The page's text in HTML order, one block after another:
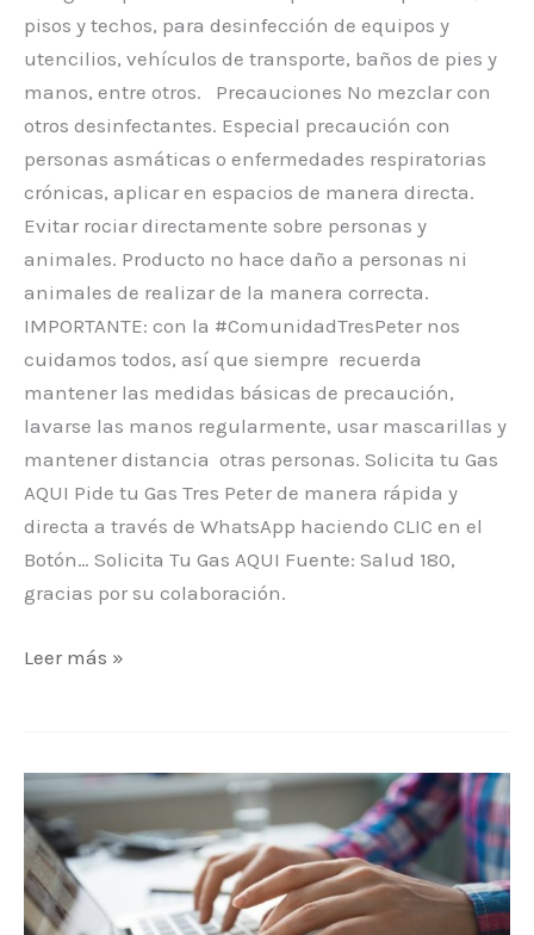
pisos y techos, para desinfección de equipos y
utencilios, vehículos de transporte, baños de pies y
manos, entre otros. Precauciones No mezclar con
otros desinfectantes. Especial precaución con
personas asmáticas o enfermedades respiratorias
crónicas, aplicar en espacios de manera directa.
Evitar rociar directamente sobre personas y
animales. Producto no hace daño a personas ni
animales de realizar de la manera correcta.
IMPORTANTE: con la #ComunidadTresPeter nos
cuidamos todos, así que siempre recuerda
mantener las medidas básicas de precaución,
lavarse las manos regularmente, usar mascarillas y
mantener distancia otras personas. Solicita tu Gas
AQUI Pide tu Gas Tres Peter de manera rápida y
directa a través de WhatsApp haciendo CLIC en el
Botón… Solicita Tu Gas AQUI Fuente: Salud 180,
gracias por su colaboración.
Leer más »
DATO:
Becas
Talento
Digital:
Sence